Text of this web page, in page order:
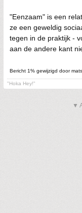
"Eenzaam" is een
ze een geweldig
tegen in de praktijk -
aan de andere kant
Bericht 1% gewijzigd door
"Hoka Hey!"
▼